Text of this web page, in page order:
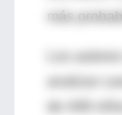
más
Los
de 448